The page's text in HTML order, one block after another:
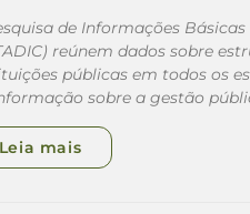
de Informações
reúnem dados sobre
públicas em todos os
sobre a gestão
Leia mais